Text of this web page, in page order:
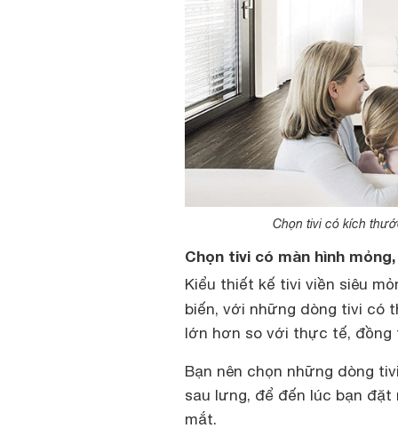
Chọn tivi có kích
Chọn tivi có màn hình
Kiểu thiết kế tivi viền siêu
biến, với những dòng tivi có
lớn hơn so với thực tế, đồng
Bạn nên chọn những dòng
sau lưng, để đến lúc bạn
mắt.